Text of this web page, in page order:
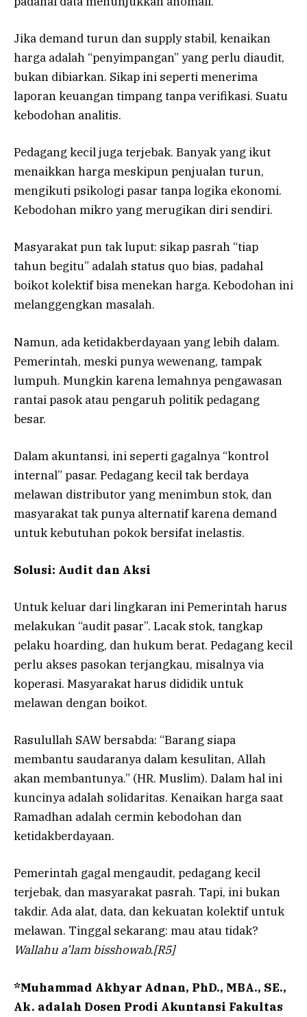
Jika demand turun dan supply stabil, kenaikan
harga adalah “penyimpangan” yang perlu diaudit,
bukan dibiarkan. Sikap ini seperti menerima
laporan keuangan timpang tanpa verifikasi. Suatu
kebodohan analitis.
Pedagang kecil juga terjebak. Banyak yang ikut
menaikkan harga meskipun penjualan turun,
mengikuti psikologi pasar tanpa logika ekonomi.
Kebodohan mikro yang merugikan diri sendiri.
Masyarakat pun tak luput: sikap pasrah “tiap
tahun begitu” adalah status quo bias, padahal
boikot kolektif bisa menekan harga. Kebodohan ini
melanggengkan masalah.
Namun, ada ketidakberdayaan yang lebih dalam.
Pemerintah, meski punya wewenang, tampak
lumpuh. Mungkin karena lemahnya pengawasan
rantai pasok atau pengaruh politik pedagang
besar.
Dalam akuntansi, ini seperti gagalnya “kontrol
internal” pasar. Pedagang kecil tak berdaya
melawan distributor yang menimbun stok, dan
masyarakat tak punya alternatif karena demand
untuk kebutuhan pokok bersifat inelastis.
Solusi: Audit dan Aksi
Untuk keluar dari lingkaran ini Pemerintah harus
melakukan “audit pasar”. Lacak stok, tangkap
pelaku hoarding, dan hukum berat. Pedagang kecil
perlu akses pasokan terjangkau, misalnya via
koperasi. Masyarakat harus dididik untuk
melawan dengan boikot.
Rasulullah SAW bersabda: “Barang siapa
membantu saudaranya dalam kesulitan, Allah
akan membantunya.” (HR. Muslim). Dalam hal ini
kuncinya adalah solidaritas. Kenaikan harga saat
Ramadhan adalah cermin kebodohan dan
ketidakberdayaan.
Pemerintah gagal mengaudit, pedagang kecil
terjebak, dan masyarakat pasrah. Tapi, ini bukan
takdir. Ada alat, data, dan kekuatan kolektif untuk
melawan. Tinggal sekarang: mau atau tidak?
Wallahu a’lam bisshowab.[R5]
*Muhammad Akhyar Adnan, PhD., MBA., SE.,
Ak. adalah Dosen Prodi Akuntansi Fakultas